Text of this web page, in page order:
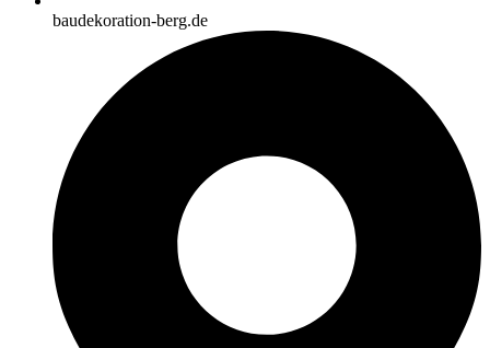
baudekoration-berg.de